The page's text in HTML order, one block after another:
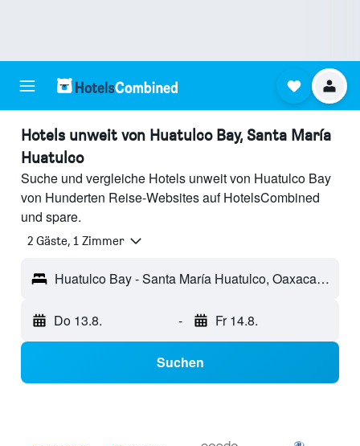
Hotels unweit von Huatulco Bay, Santa María
Huatulco
Suche und vergleiche Hotels unweit von Huatulco Bay
von Hunderten Reise-Websites auf HotelsCombined
und spare.
2 Gäste, 1 Zimmer
Huatulco Bay - Santa María Huatulco, Oaxaca, Mexiko
Do 13.8. - Fr 14.8.
Suchen